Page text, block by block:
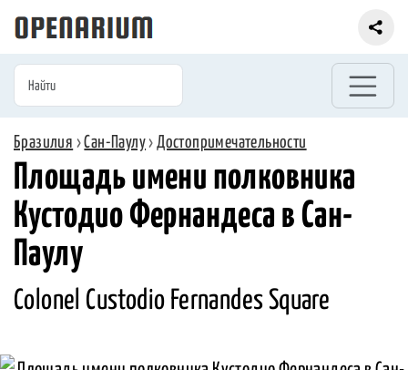
Бразилия ›Сан-Паулу›Достопримечательности
Площадь имени полковника
Кустодио Фернандеса в Сан-
Паулу
Colonel Custodio Fernandes Square